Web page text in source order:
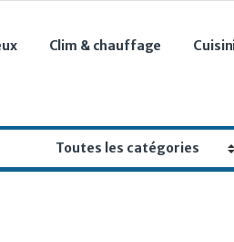
Clim & chauffage